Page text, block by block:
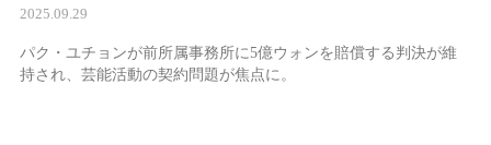
2025.09.29
パク・ユチョンが前所属事務所に5億ウォンを賠償する判決が維
持され、芸能活動の契約問題が焦点に。